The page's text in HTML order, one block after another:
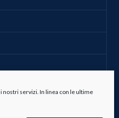
nostri servizi. In linea con le ultime